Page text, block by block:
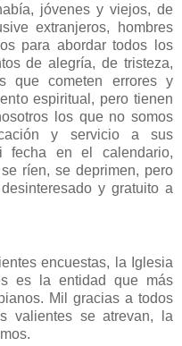
jóvenes y viejos, de
extranjeros, hombres
para abordar todos los
de alegría, de tristeza,
que cometen errores y
espiritual, pero tienen
los que no somos
y servicio a sus
fecha en el calendario,
ríen, se deprimen, pero
y gratuito a
encuestas, la Iglesia
es la entidad que más
Mil gracias a todos
valientes se atrevan, la